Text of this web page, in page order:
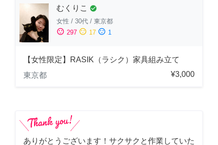
むくりこ check_circle
女性 / 30代 / 東京都
sentiment_satisfied 297 sentiment_neutral 17 sentiment_dissatisfied 1
【女性限定】RASIK（ラシク）家具組み立て
東京都
¥3,000
ありがとうございます！サクサクと作業していた